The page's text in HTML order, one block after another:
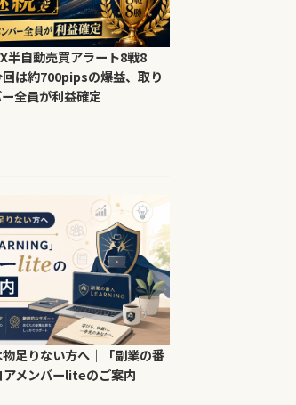
半自動売買アラート8戦8
は約700pipsの爆益、取り
全員が利益確定
足りない方へ｜「副業の番
アメンバーliteのご案内